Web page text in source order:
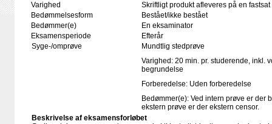
Varighed
Skriftligt produkt afleveres på en
Bedømmelsesform
Bestået/ikke bestået
Bedømmer(e)
En eksaminator
Eksamensperiode
Efterår
Syge-/omprøve
Mundtlig stedprøve
Varighed: 20 min. pr. studerende, inkl.
begrundelse
Forberedelse: Uden forberedelse
Bedømmer(e): Ved intern prøve er der
ekstern prøve er der ekstern censor.
Beskrivelse af eksamensforløbet